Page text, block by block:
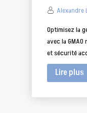
Alexandre
Optimisez la
avec la
et sécurité
Lire plus